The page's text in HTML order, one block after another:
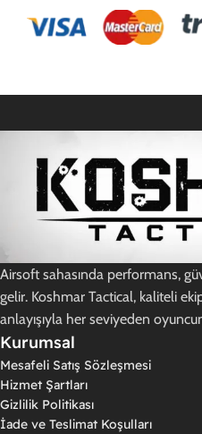
Airsoft sahasında performans,
gelir. Koshmar Tactical, kaliteli
anlayışıyla her seviyeden
Kurumsal
Mesafeli Satış Sözleşmesi
Hizmet Şartları
Gizlilik Politikası
İade ve Teslimat Koşulları